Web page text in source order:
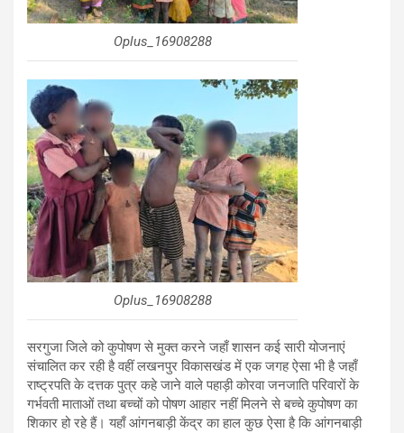
Oplus_16908288
Oplus_16908288
सरगुजा जिले को कुपोषण से मुक्त करने जहाँ शासन कई सारी योजनाएं
संचालित कर रही है वहीं लखनपुर विकासखंड में एक जगह ऐसा भी है जहाँ
राष्ट्रपति के दत्तक पुत्र कहे जाने वाले पहाड़ी कोरवा जनजाति परिवारों के
गर्भवती माताओं तथा बच्चों को पोषण आहार नहीं मिलने से बच्चे कुपोषण का
शिकार हो रहे हैं। यहाँ आंगनबाड़ी केंद्र का हाल कुछ ऐसा है कि आंगनबाड़ी